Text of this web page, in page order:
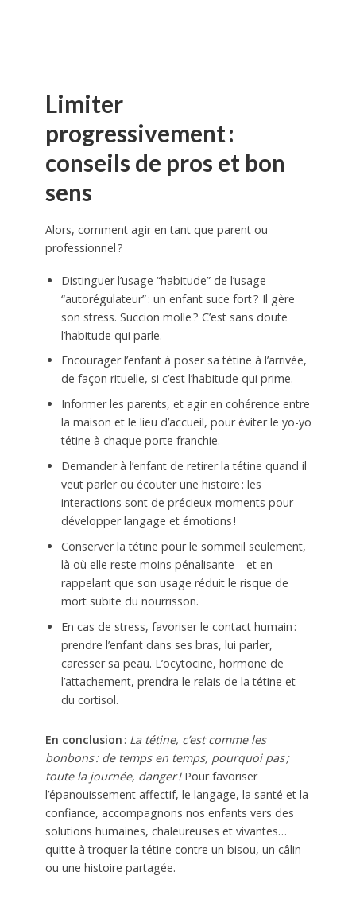
Limiter
progressivement :
conseils de pros et bon
sens
Alors, comment agir en tant que parent ou
professionnel ?
Distinguer l’usage “habitude” de l’usage
“autorégulateur” : un enfant suce fort ? Il gère
son stress. Succion molle ? C’est sans doute
l’habitude qui parle.
Encourager l’enfant à poser sa tétine à l’arrivée,
de façon rituelle, si c’est l’habitude qui prime.
Informer les parents, et agir en cohérence entre
la maison et le lieu d’accueil, pour éviter le yo-yo
tétine à chaque porte franchie.
Demander à l’enfant de retirer la tétine quand il
veut parler ou écouter une histoire : les
interactions sont de précieux moments pour
développer langage et émotions !
Conserver la tétine pour le sommeil seulement,
là où elle reste moins pénalisante—et en
rappelant que son usage réduit le risque de
mort subite du nourrisson.
En cas de stress, favoriser le contact humain :
prendre l’enfant dans ses bras, lui parler,
caresser sa peau. L’ocytocine, hormone de
l’attachement, prendra le relais de la tétine et
du cortisol.
En conclusion : La tétine, c’est comme les
bonbons : de temps en temps, pourquoi pas ;
toute la journée, danger !Pour favoriser
l’épanouissement affectif, le langage, la santé et la
confiance, accompagnons nos enfants vers des
solutions humaines, chaleureuses et vivantes…
quitte à troquer la tétine contre un bisou, un câlin
ou une histoire partagée.